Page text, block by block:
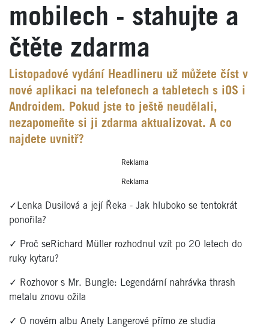
mobilech - stahujte a
čtěte zdarma
Listopadové vydání Headlineru už můžete číst v
nové aplikaci na telefonech a tabletech s iOS i
Androidem. Pokud jste to ještě neudělali,
nezapomeňte si ji zdarma aktualizovat. A co
najdete uvnitř?
Reklama
Reklama
✓Lenka Dusilová a její Řeka - Jak hluboko se tentokrát
ponořila?
✓ Proč seRichard Müller rozhodnul vzít po 20 letech do
ruky kytaru?
✓ Rozhovor s Mr. Bungle: Legendární nahrávka thrash
metalu znovu ožila
✓ O novém albu Anety Langerové přímo ze studia